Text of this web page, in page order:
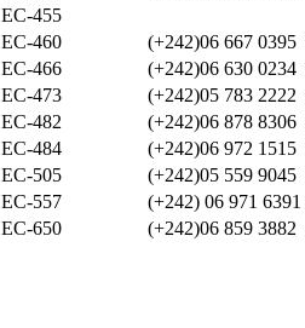
EC-455
EC-460 (+242)06 667 0395
EC-466 (+242)06 630 0234
EC-473 (+242)05 783 2222
EC-482 (+242)06 878 8306
EC-484 (+242)06 972 1515
EC-505 (+242)05 559 9045
EC-557 (+242) 06 971 6391
EC-650 (+242)06 859 3882